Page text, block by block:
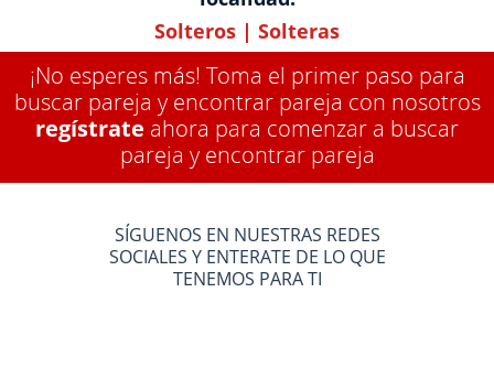
Solteros | Solteras
¡No esperes más! Toma el primer paso para
buscar pareja y encontrar pareja con nosotros
regístrate ahora para comenzar a buscar
pareja y encontrar pareja
SÍGUENOS EN NUESTRAS REDES
SOCIALES Y ENTERATE DE LO QUE
TENEMOS PARA TI